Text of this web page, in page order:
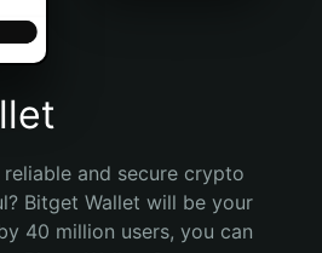
and secure crypto
Bitget Wallet will be your
40 million users, you can